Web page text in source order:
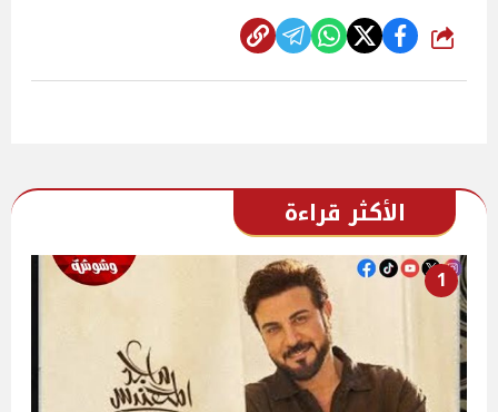
شارك
الأكثر قراءة
1